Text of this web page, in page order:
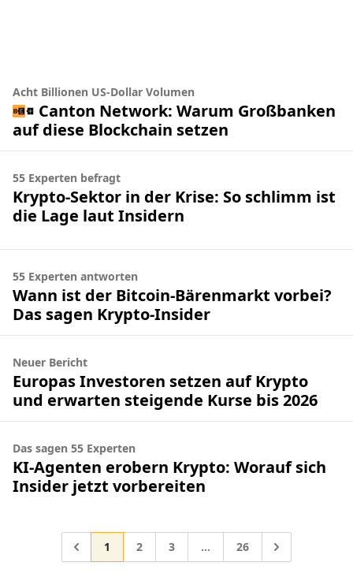
Acht Billionen US-Dollar Volumen
Canton Network: Warum Großbanken
auf diese Blockchain setzen
55 Experten befragt
Krypto-Sektor in der Krise: So schlimm ist
die Lage laut Insidern
55 Experten antworten
Wann ist der Bitcoin-Bärenmarkt vorbei?
Das sagen Krypto-Insider
Neuer Bericht
Europas Investoren setzen auf Krypto
und erwarten steigende Kurse bis 2026
Das sagen 55 Experten
KI-Agenten erobern Krypto: Worauf sich
Insider jetzt vorbereiten
Gehe zur Seite
1 Gehe zur Seite
2 Gehe zur Seite
3 Zwischenseiten
… Gehe zur Seite
26 Gehe zu